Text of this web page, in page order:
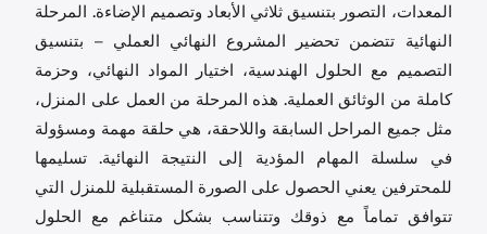
المعدات، التصور بتنسيق ثلاثي الأبعاد وتصميم الإضاءة. المرحلة
النهائية تتضمن تحضير المشروع النهائي العملي – بتنسيق
التصميم مع الحلول الهندسية، اختيار المواد النهائي، وحزمة
كاملة من الوثائق العملية. هذه المرحلة من العمل على المنزل،
مثل جميع المراحل السابقة واللاحقة، هي حلقة مهمة ومسؤولة
في سلسلة المهام المؤدية إلى النتيجة النهائية. تسليمها
للمحترفين يعني الحصول على الصورة المستقبلية للمنزل التي
تتوافق تماماً مع ذوقك وتتناسب بشكل متناغم مع الحلول